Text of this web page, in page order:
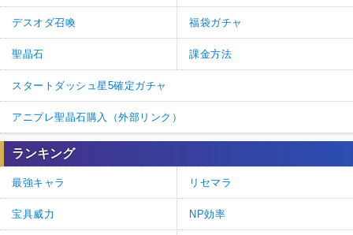
デスオダ召喚 福袋ガチャ
聖晶石 課金方法
スタートダッシュ星5確定ガチャ
アニプレ聖晶石購入（外部リンク）
ランキング
最強キャラ リセマラ
宝具威力 NP効率